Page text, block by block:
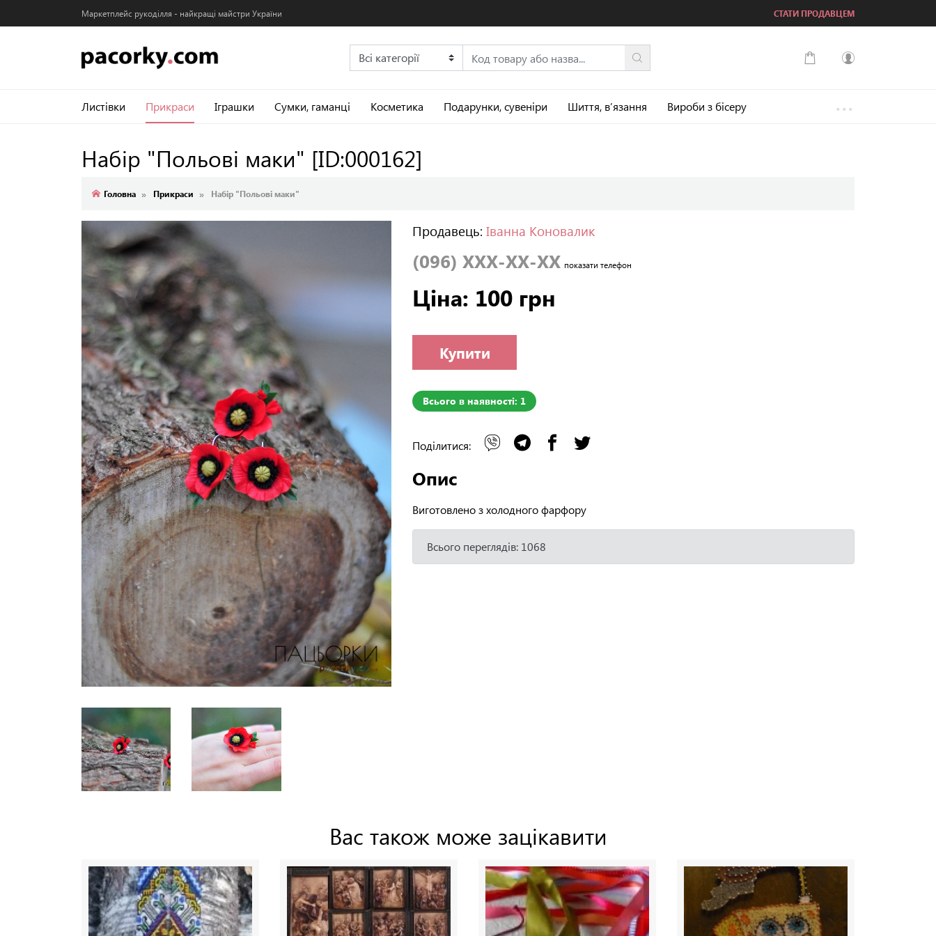
Маркетплейс рукоділля - найкращі майстри України СТАТИ ПРОДАВЦЕМ
...
Листівки Прикраси Іграшки Сумки, гаманці Косметика Подарунки, сувеніри Шиття, в’язання Вироби з бісеру
Набір "Польові маки" [ID:000162]
Головна Прикраси Набір "Польові маки"
Продавець: Іванна Коновалик
(096) XXX-XX-XX показати телефон
Ціна: 100 грн
Купити
Всього в наявності: 1
Поділитися:
Опис
Виготовлено з холодного фарфору
Всього переглядів: 1068
Вас також може зацікавити